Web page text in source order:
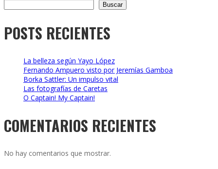
Buscar
POSTS RECIENTES
La belleza según Yayo López
Fernando Ampuero visto por Jeremías Gamboa
Borka Sattler: Un impulso vital
Las fotografías de Caretas
O Captain! My Captain!
COMENTARIOS RECIENTES
No hay comentarios que mostrar.